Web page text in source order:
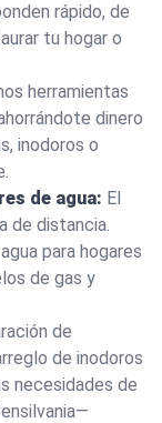
rápido, de
tu hogar o
herramientas
dinero
inodoros o
de agua: El
de distancia.
para hogares
de gas y
de
de inodoros
necesidades de